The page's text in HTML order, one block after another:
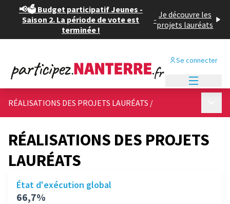
📢🗳️ Budget participatif Jeunes -
Saison 2. La période de vote est
terminée !
- Je découvre les
projets lauréats
Se connecter
RÉALISATIONS DES PROJETS LAURÉATS /
RÉALISATIONS DES PROJETS
LAURÉATS
État d'exécution global
66,7%